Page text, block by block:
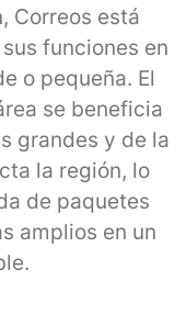
Correos está
funciones en
o pequeña. El
se beneficia
grandes y de la
la región, lo
de paquetes
amplios en un